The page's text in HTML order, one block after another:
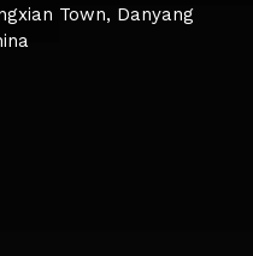
Town, Danyang